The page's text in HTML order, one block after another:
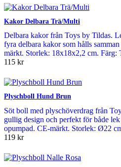
Kakor Delbara Trä/Multi
Delbara kakor från Toys by Tildas.
fyra delbara kakor som hålls
märkt. Storlek: 18x18x2,2 cm. Färg:
115 kr
Plyschboll Hund Brun
Söt boll med plyschöverdrag från
gullig design och perfekt för både
opumpad. CE-märkt. Storlek: Ø22
119 kr